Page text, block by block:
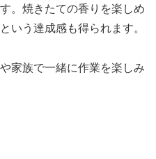
。焼きたての香りを楽しめ
いう達成感も得られます。
家族で一緒に作業を楽しみ